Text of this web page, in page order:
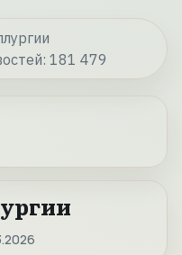
181 479